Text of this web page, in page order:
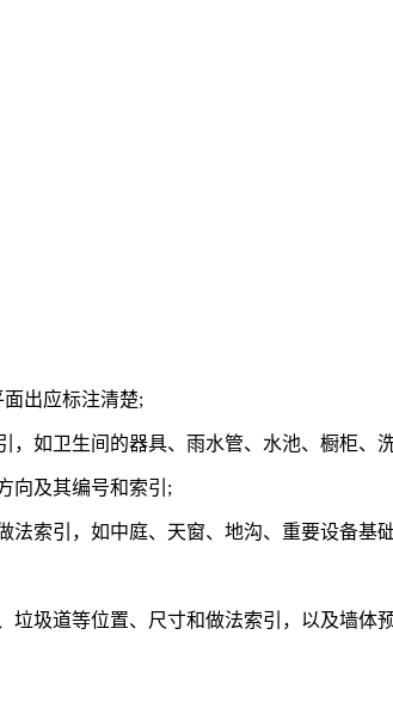
出应标注清楚;
，如卫生间的器具、雨水管、水池、橱柜、
向及其编号和索引;
法索引，如中庭、天窗、地沟、重要设备
垃圾道等位置、尺寸和做法索引，以及墙体